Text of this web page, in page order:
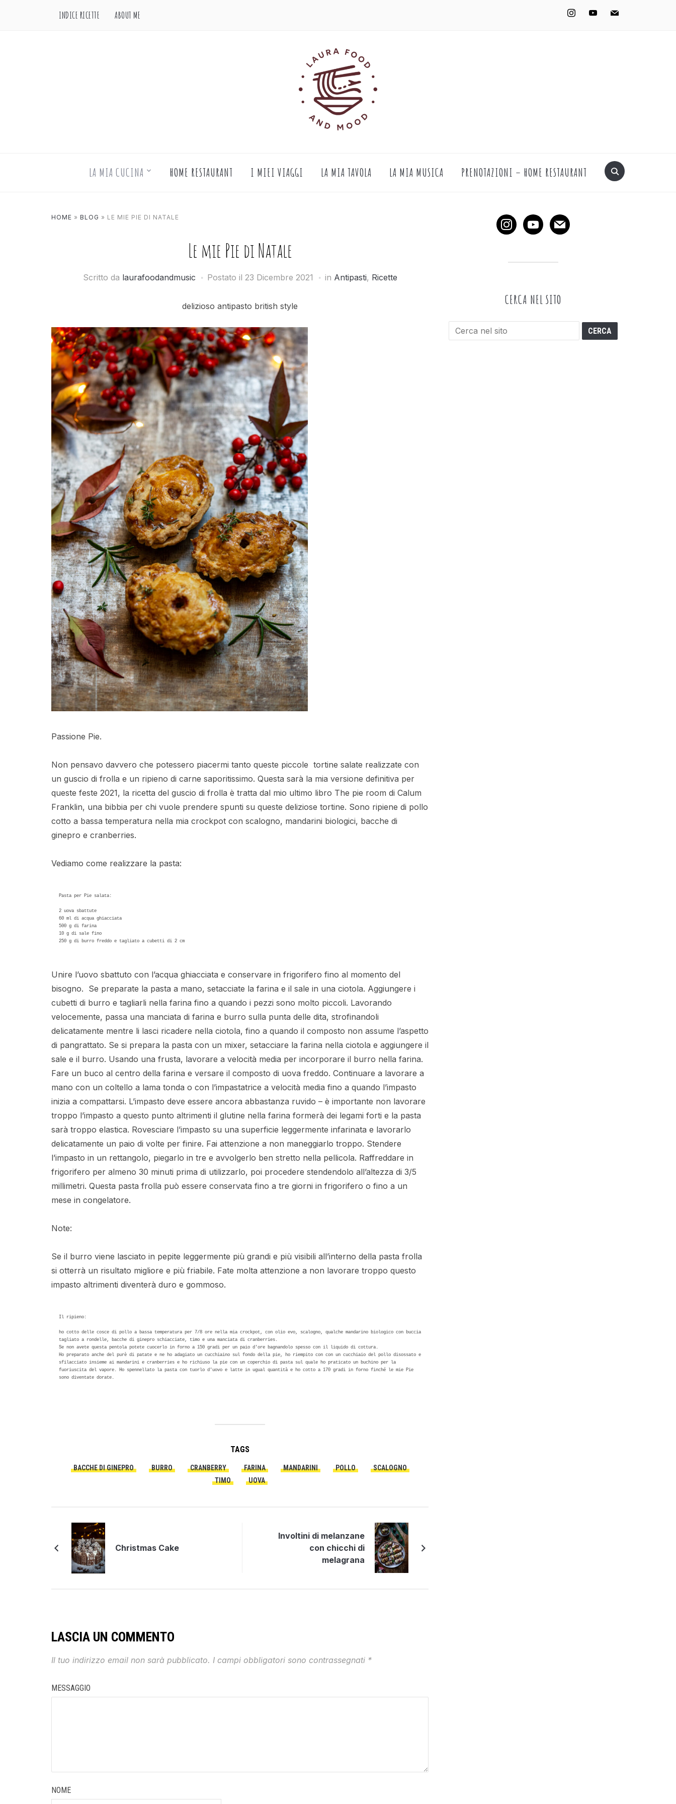
instagramyoutube mail
INDICE RICETTE ABOUT ME
LA MIA CUCINA HOME RESTAURANT I MIEI VIAGGI LA MIA TAVOLA LA MIA MUSICA PRENOTAZIONI – HOME RESTAURANT
HOME » BLOG » LE MIE PIE DI NATALE
Le mie Pie di Natale
Scritto da laurafoodandmusic Postato il 23 Dicembre 2021 in Antipasti, Ricette
delizioso antipasto british style
Passione Pie.
Non pensavo davvero che potessero piacermi tanto queste piccole tortine salate realizzate con
un guscio di frolla e un ripieno di carne saporitissimo. Questa sarà la mia versione definitiva per
queste feste 2021, la ricetta del guscio di frolla è tratta dal mio ultimo libro The pie room di Calum
Franklin, una bibbia per chi vuole prendere spunti su queste deliziose tortine. Sono ripiene di pollo
cotto a bassa temperatura nella mia crockpot con scalogno, mandarini biologici, bacche di
ginepro e cranberries.
Vediamo come realizzare la pasta:
Pasta per Pie salata:
2 uova sbattute
60 ml di acqua ghiacciata
500 g di farina
10 g di sale fino
250 g di burro freddo e tagliato a cubetti di 2 cm
Unire l’uovo sbattuto con l’acqua ghiacciata e conservare in frigorifero fino al momento del
bisogno. Se preparate la pasta a mano, setacciate la farina e il sale in una ciotola. Aggiungere i
cubetti di burro e tagliarli nella farina fino a quando i pezzi sono molto piccoli. Lavorando
velocemente, passa una manciata di farina e burro sulla punta delle dita, strofinandoli
delicatamente mentre li lasci ricadere nella ciotola, fino a quando il composto non assume l’aspetto
di pangrattato. Se si prepara la pasta con un mixer, setacciare la farina nella ciotola e aggiungere il
sale e il burro. Usando una frusta, lavorare a velocità media per incorporare il burro nella farina.
Fare un buco al centro della farina e versare il composto di uova freddo. Continuare a lavorare a
mano con un coltello a lama tonda o con l’impastatrice a velocità media fino a quando l’impasto
inizia a compattarsi. L’impasto deve essere ancora abbastanza ruvido – è importante non lavorare
troppo l’impasto a questo punto altrimenti il ​​glutine nella farina formerà dei legami forti e la pasta
sarà troppo elastica. Rovesciare l’impasto su una superficie leggermente infarinata e lavorarlo
delicatamente un paio di volte per finire. Fai attenzione a non maneggiarlo troppo. Stendere
l’impasto in un rettangolo, piegarlo in tre e avvolgerlo ben stretto nella pellicola. Raffreddare in
frigorifero per almeno 30 minuti prima di utilizzarlo, poi procedere stendendolo all’altezza di 3/5
millimetri. Questa pasta frolla può essere conservata fino a tre giorni in frigorifero o fino a un
mese in congelatore.
Note:
Se il burro viene lasciato in pepite leggermente più grandi e più visibili all’interno della pasta frolla
si otterrà un risultato migliore e più friabile. Fate molta attenzione a non lavorare troppo questo
impasto altrimenti diventerà duro e gommoso.
Il ripieno:
ho cotto delle cosce di pollo a bassa temperatura per 7/8 ore nella mia crockpot, con olio evo, scalogno, qualche mandarino biologico con buccia
tagliato a rondelle, bacche di ginepro schiacciate, timo e una manciata di cranberries.
Se non avete questa pentola potete cuocerlo in forno a 150 gradi per un paio d'ore bagnandolo spesso con il liquido di cottura.
Ho preparato anche del purè di patate e ne ho adagiato un cucchiaino sul fondo della pie, ho riempito con con un cucchiaio del pollo disossato e
sfilacciato insieme ai mandarini e cranberries e ho richiuso la pie con un coperchio di pasta sul quale ho praticato un buchino per la
fuoriuscita del vapore. Ho spennellato la pasta con tuorlo d'uovo e latte in ugual quantità e ho cotto a 170 gradi in forno finché le mie Pie
sono diventate dorate.
TAGS
BACCHE DI GINEPRO BURRO CRANBERRY FARINA MANDARINI POLLO
SCALOGNO
TIMO
UOVA
Christmas Cake
Involtini di melanzane
con chicchi di
melagrana
LASCIA UN COMMENTO
Il tuo indirizzo email non sarà pubblicato. I campi obbligatori sono contrassegnati *
MESSAGGIO
NOME
instagramyoutubemail
CERCA NEL SITO